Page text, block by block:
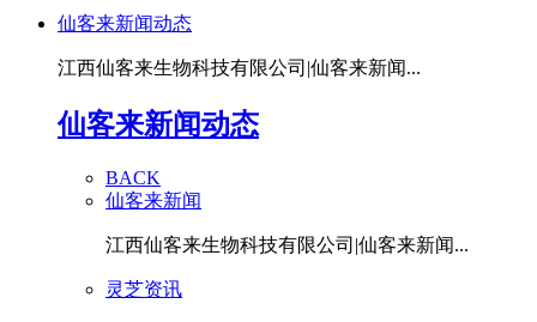
仙客来新闻动态
江西仙客来生物科技有限公司|仙客来新闻...
仙客来新闻动态
BACK
仙客来新闻
江西仙客来生物科技有限公司|仙客来新闻...
灵芝资讯